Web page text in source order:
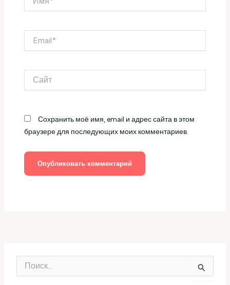
Сохранить моё имя, email и адрес сайта в этом
браузере для последующих моих комментариев.